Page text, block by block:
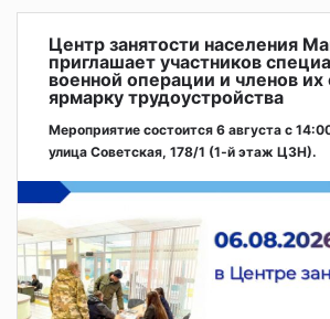
Центр занятости населения
приглашает участников
военной операции и членов их
ярмарку трудоустройства
Мероприятие состоится 6 августа с
улица Советская, 178/1 (1‑й этаж ЦЗН).